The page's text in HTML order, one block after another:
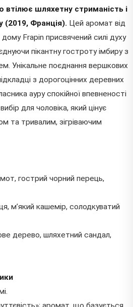
шляхетну стриманість і
(2019, Франція). Цей аромат від
Frapin присвячений силі духу
пікантну гостроту імбиру з
Унікальне поєднання вершкових
з дорогоцінних деревних
ауру спокійної впевненості
для чоловіка, який цінує
та тривалим, зігріваючим
гострий чорний перець,
м’який кашемір, солодкуватий
дерево, шляхетний сандал,